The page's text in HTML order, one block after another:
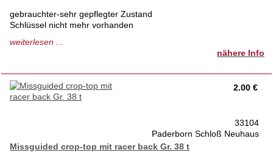
Privatverkauf- keine Rücknahme
gebrauchter-sehr gepflegter Zustand
Schlüssel nicht mehr vorhanden
Privatverkauf- keine Rücknahme
weiterlesen ...
nähere Info
2.00 €
33104
Paderborn Schloß Neuhaus
Missguided crop-top mit racer back Gr. 38 t